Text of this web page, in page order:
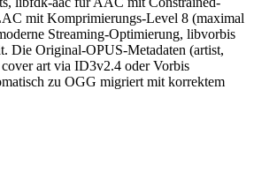
mit Komprimierungs-Level 8 (maximal
Streaming-Optimierung, libvorbis
Die Original-OPUS-Metadaten (artist,
art via ID3v2.4 oder Vorbis
zu OGG migriert mit korrektem